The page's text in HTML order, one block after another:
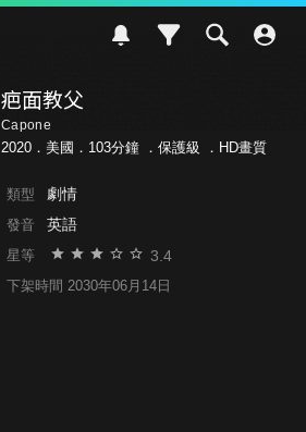
疤面教父
Capone
2020．美國．103分鐘 ． 保護級 ．HD畫質
類型 劇情
發音 英語
星等 3.4
下架時間 2030年06月14日